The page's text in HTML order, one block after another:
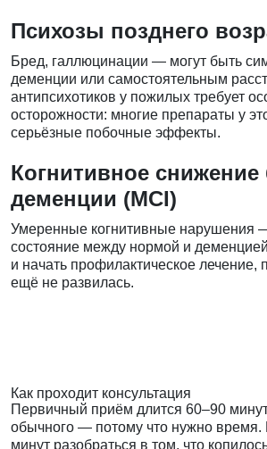
Психозы позднего
Бред, галлюцинации — могут быть
деменции или самостоятельным
антипсихотиков у пожилых требует
осторожности: многие препараты у
серьёзные побочные эффекты.
Когнитивное снижение
деменции (MCI)
Умеренные когнитивные нарушения
состояние между нормой и
и начать профилактическое лечение,
ещё не развилась.
Как проходит консультация
Первичный приём длится 60–90
обычного — потому что нужно время.
минут разобраться в том, что